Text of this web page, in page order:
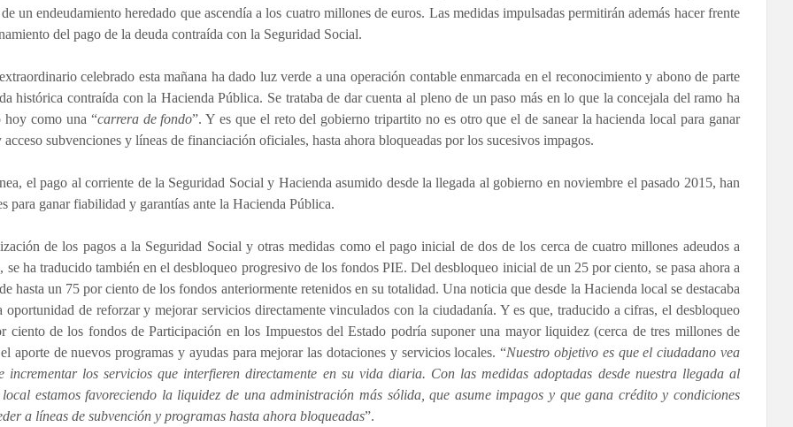
un endeudamiento heredado que ascendía a los cuatro millones de euros. Las medidas impulsadas permitirán además hacer frente
del pago de la deuda contraída con la Seguridad Social.
celebrado esta mañana ha dado luz verde a una operación contable enmarcada en el reconocimiento y abono de parte
histórica contraída con la Hacienda Pública. Se trataba de dar cuenta al pleno de un paso más en lo que la concejala del ramo ha
hoy como una “carrera de fondo”. Y es que el reto del gobierno tripartito no es otro que el de sanear la hacienda local para ganar
subvenciones y líneas de financiación oficiales, hasta ahora bloqueadas por los sucesivos impagos.
el pago al corriente de la Seguridad Social y Hacienda asumido desde la llegada al gobierno en noviembre el pasado 2015, han
para ganar fiabilidad y garantías ante la Hacienda Pública.
de los pagos a la Seguridad Social y otras medidas como el pago inicial de dos de los cerca de cuatro millones adeudos a
se ha traducido también en el desbloqueo progresivo de los fondos PIE. Del desbloqueo inicial de un 25 por ciento, se pasa ahora a
hasta un 75 por ciento de los fondos anteriormente retenidos en su totalidad. Una noticia que desde la Hacienda local se destacaba
oportunidad de reforzar y mejorar servicios directamente vinculados con la ciudadanía. Y es que, traducido a cifras, el desbloqueo
ciento de los fondos de Participación en los Impuestos del Estado podría suponer una mayor liquidez (cerca de tres millones de
aporte de nuevos programas y ayudas para mejorar las dotaciones y servicios locales. “Nuestro objetivo es que el ciudadano vea
incrementar los servicios que interfieren directamente en su vida diaria. Con las medidas adoptadas desde nuestra llegada al
estamos favoreciendo la liquidez de una administración más sólida, que asume impagos y que gana crédito y condiciones
a líneas de subvención y programas hasta ahora bloqueadas”.